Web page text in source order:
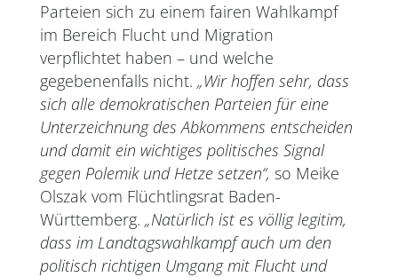
Parteien sich zu einem fairen Wahlkampf
im Bereich Flucht und Migration
verpflichtet haben – und welche
gegebenenfalls nicht. „Wir hoffen sehr, dass
sich alle demokratischen Parteien für eine
Unterzeichnung des Abkommens entscheiden
und damit ein wichtiges politisches Signal
gegen Polemik und Hetze setzen“, so Meike
Olszak vom Flüchtlingsrat Baden-
Württemberg. „Natürlich ist es völlig legitim,
dass im Landtagswahlkampf auch um den
politisch richtigen Umgang mit Flucht und